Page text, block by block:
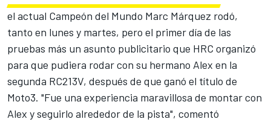
el actual Campeón del Mundo Marc Márquez rodó,
tanto en lunes y martes, pero el primer día de las
pruebas más un asunto publicitario que HRC organizó
para que pudiera rodar con su hermano Alex en la
segunda RC213V, después de que ganó el título de
Moto3. "Fue una experiencia maravillosa de montar con
Alex y seguirlo alrededor de la pista", comentó